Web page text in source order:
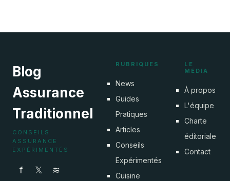
Blog
Assurance
Traditionnel
CONSEILS
ASSURANCE
EXPÉRIMENTÉS
f 𝕏 ≋
RUBRIQUES
News
Guides
Pratiques
Articles
Conseils
Expérimentés
Cuisine
LE
MÉDIA
À propos
L'équipe
Charte
éditoriale
Contact